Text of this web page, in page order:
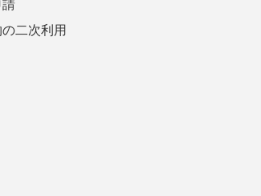
請
二次利用